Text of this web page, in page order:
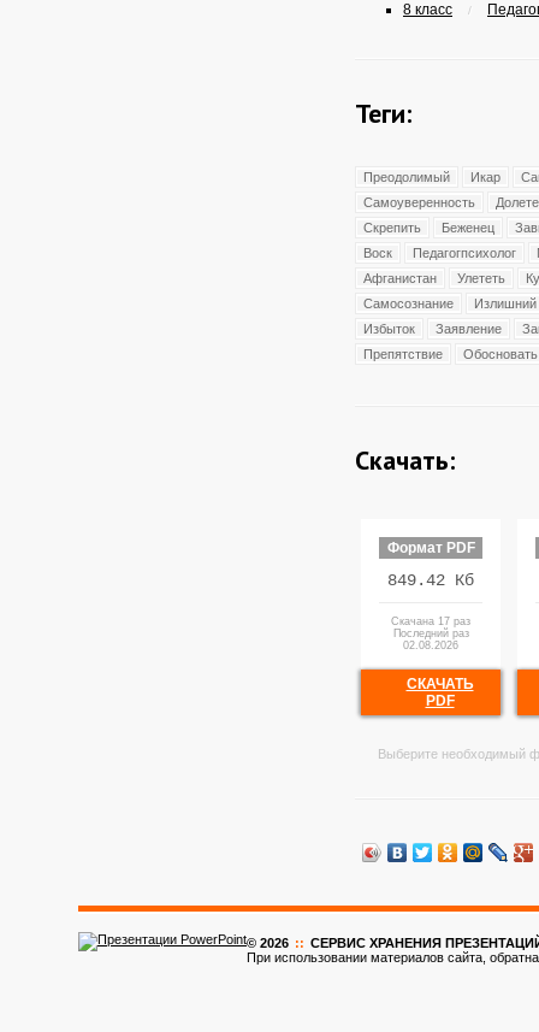
8 класс /
Теги:
Преодолимый Икар
Самоуверенность
Скрепить
Беженец
Воск
Педагогпсихолог
Афганистан
Улететь
Самосознание
Излишний
Избыток
Заявление
Препятствие
Обосновать
Скачать:
Формат PDF
849.42 Кб
Скачана 17 раз
Последний раз
02.08.2026
СКАЧАТЬ
PDF
Выберите необходимый
© 2026 :: CЕРВИС ХРАНЕНИЯ ПРЕЗЕНТАЦИЙ
При использовании материалов сайта,